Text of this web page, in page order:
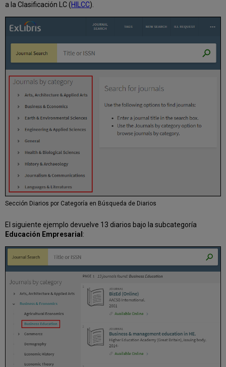
a la Clasificación LC (HILCC).
Sección Diarios por Categoría en Búsqueda de Diarios
El siguiente ejemplo devuelve 13 diarios bajo la subcategoría
Educación Empresarial :